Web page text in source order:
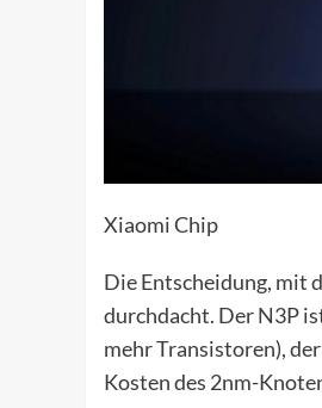
Xiaomi Chip
Die Entscheidung, mit
durchdacht. Der N3P
mehr Transistoren),
Kosten des 2nm-